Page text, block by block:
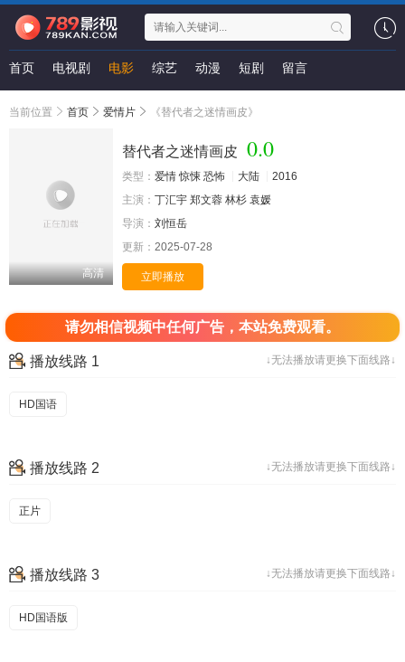
首页 电视剧 电影 综艺 动漫 短剧 留言
当前位置 首页 爱情片 《替代者之迷情画皮》
高清
替代者之迷情画皮 0.0
类型： 爱情 惊悚 恐怖 大陆
2016
主演： 丁汇宇 郑文蓉 林杉 袁媛
导演： 刘恒岳
更新： 2025-07-28
立即播放
请勿相信视频中任何广告，本站免费观看。
↓无法播放请更换下面线路↓
播放线路 1
HD国语
↓无法播放请更换下面线路↓
播放线路 2
正片
↓无法播放请更换下面线路↓
播放线路 3
HD国语版